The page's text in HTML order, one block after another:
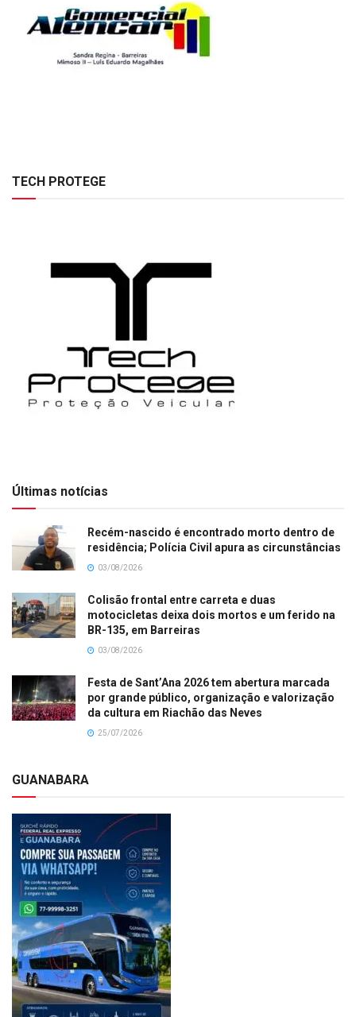
TECH PROTEGE
Últimas notícias
Recém-nascido é encontrado morto dentro de
residência; Polícia Civil apura as circunstâncias
03/08/2026
Colisão frontal entre carreta e duas
motocicletas deixa dois mortos e um ferido na
BR-135, em Barreiras
03/08/2026
Festa de Sant’Ana 2026 tem abertura marcada
por grande público, organização e valorização
da cultura em Riachão das Neves
25/07/2026
GUANABARA